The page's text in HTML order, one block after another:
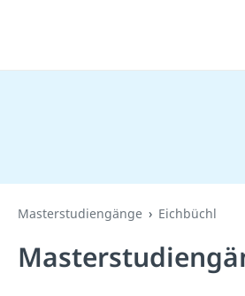
Masterstudiengänge Eichbüchl